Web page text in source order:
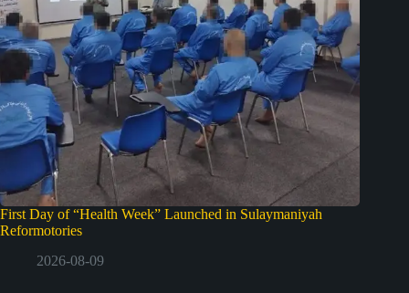
First Day of “Health Week” Launched in Sulaymaniyah
Reformotories
2026-08-09